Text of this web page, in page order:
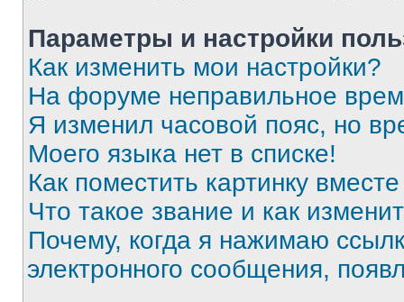
Параметры и настройки
Как изменить мои настройки?
На форуме неправильное
Я изменил часовой пояс, но
Моего языка нет в списке!
Как поместить картинку
Что такое звание и как
Почему, когда я нажимаю
электронного сообщения,